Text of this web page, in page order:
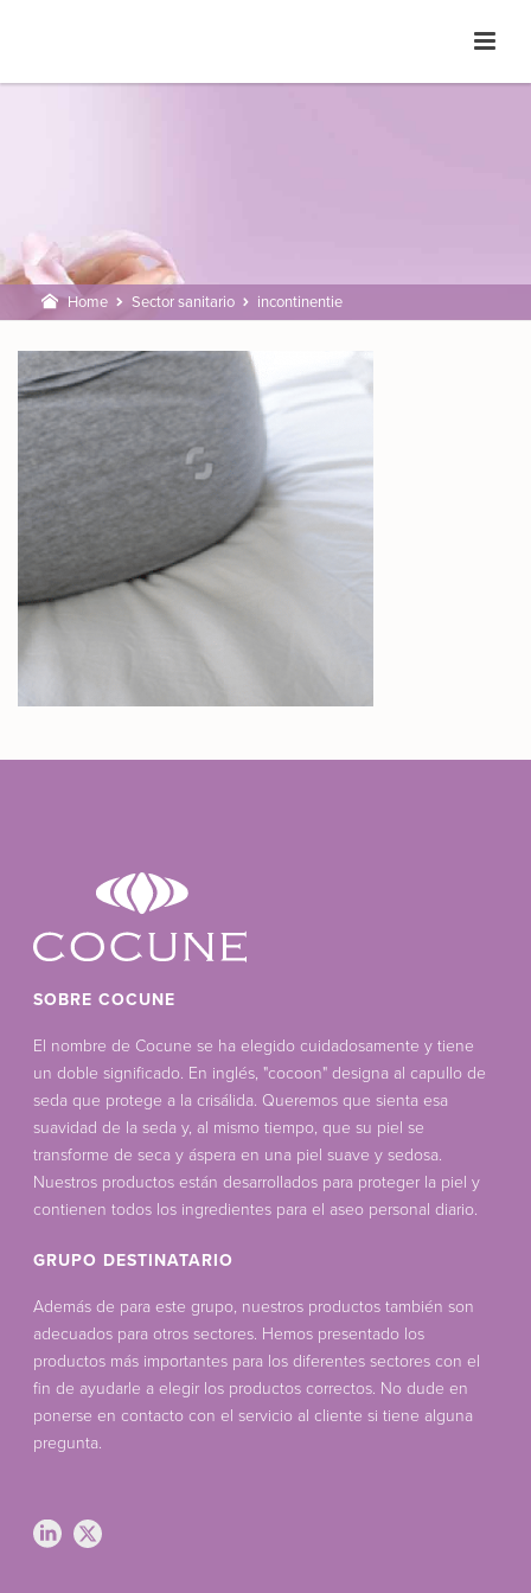
Home Sector sanitario incontinentie
SOBRE COCUNE
El nombre de Cocune se ha elegido cuidadosamente y tiene
un doble significado. En inglés, "cocoon" designa al capullo de
seda que protege a la crisálida. Queremos que sienta esa
suavidad de la seda y, al mismo tiempo, que su piel se
transforme de seca y áspera en una piel suave y sedosa.
Nuestros productos están desarrollados para proteger la piel y
contienen todos los ingredientes para el aseo personal diario.
GRUPO DESTINATARIO
Además de para este grupo, nuestros productos también son
adecuados para otros sectores. Hemos presentado los
productos más importantes para los diferentes sectores con el
fin de ayudarle a elegir los productos correctos. No dude en
ponerse en contacto con el servicio al cliente si tiene alguna
pregunta.